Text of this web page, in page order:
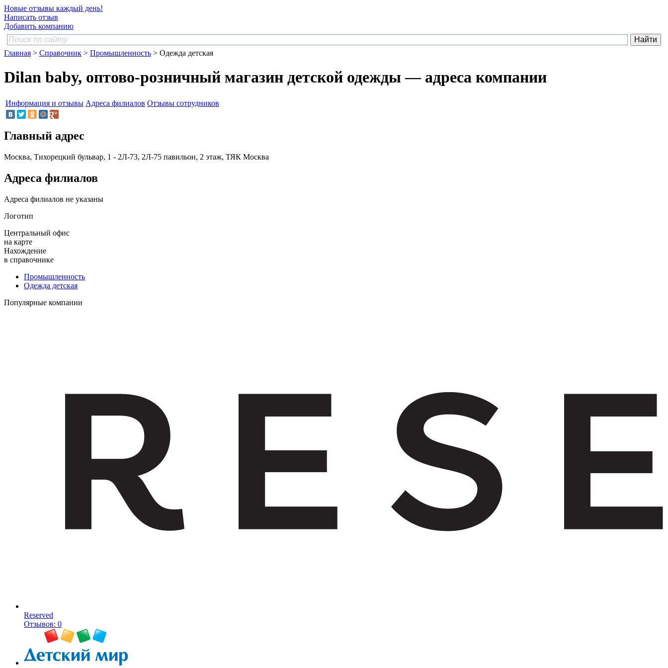
Новые отзывы каждый день!
Написать отзыв
Добавить компанию
Главная > Справочник > Промышленность > Одежда детская
Dilan baby, оптово-розничный магазин детской одежды — адреса компании
Информация и отзывы Адреса филиалов Отзывы сотрудников
Главный адрес
Москва, Тихорецкий бульвар, 1 - 2Л-73, 2Л-75 павильон, 2 этаж, ТЯК Москва
Адреса филиалов
Адреса филиалов не указаны
Логотип
Центральный офис
на карте
Нахождение
в справочнике
Промышленность
Одежда детская
Популярные компании
Reserved
Отзывов: 0